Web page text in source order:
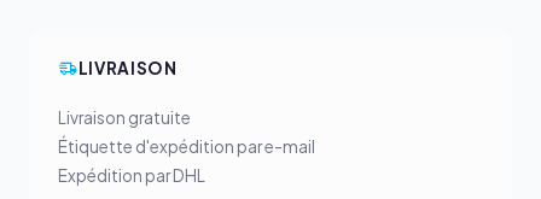
LIVRAISON
Livraison gratuite
Étiquette d'expédition par e-mail
Expédition par DHL